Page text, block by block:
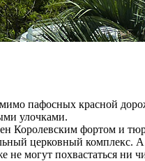
пафосных красной
улочками.
Королевским фортом и
церковный комплекс. А
могут похвастаться ни